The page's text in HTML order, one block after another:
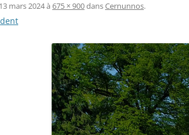
CHRYSALIDE
COCON
BUDDHA’S PALM
NEZHA
13 mars 2024à 675 × 900dansCernunnos.